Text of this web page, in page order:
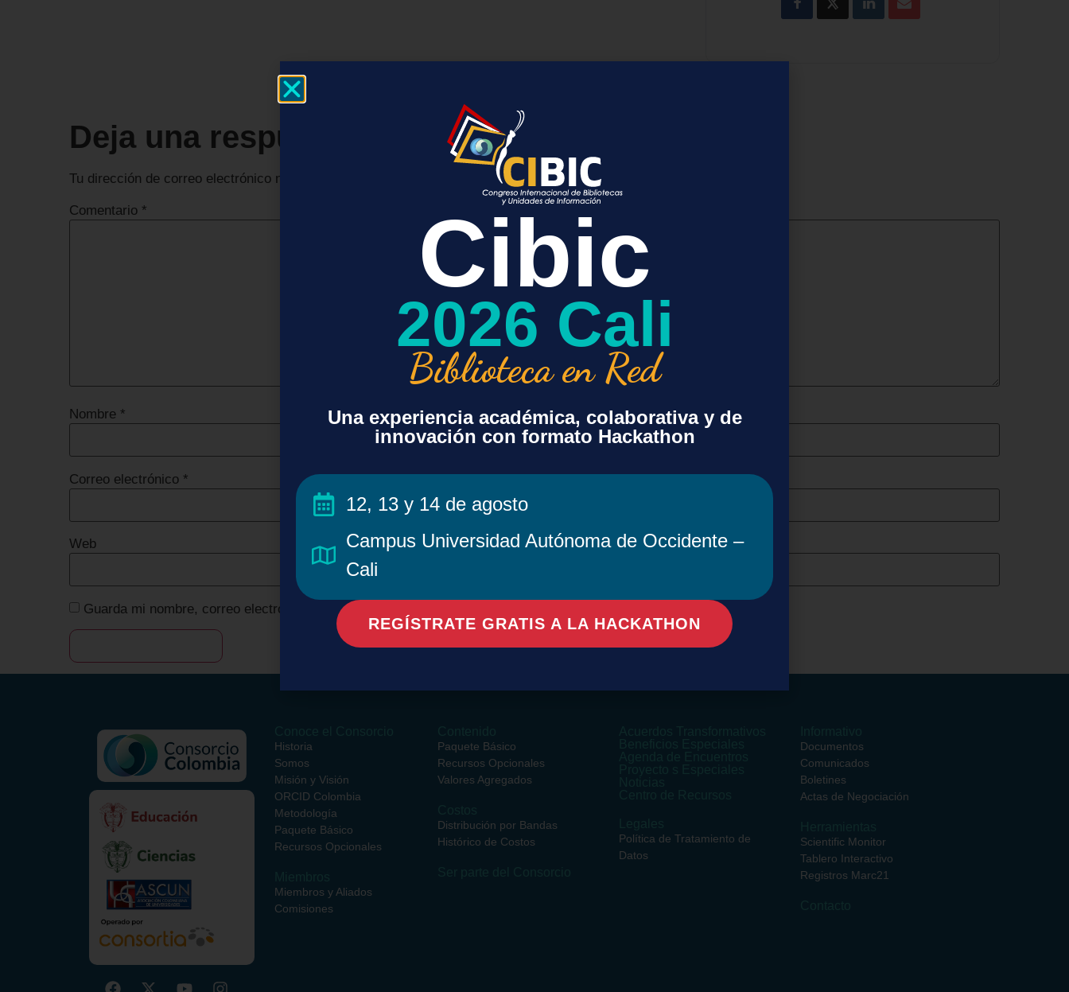
Deja una respuesta
Tu dirección de correo electrónico no será publicada. Los campos obligatorios están marcados con
Comentario *
Nombre *
Correo electrónico *
Web
Guarda mi nombre, correo electrónico y web en este navegador para la próxima vez que comente.
Historia
Somos
Misión y Visión
ORCID Colombia
Metodología
Paquete Básico
Recursos Opcionales
Miembros y Aliados
Comisiones
Paquete Básico
Recursos Opcionales
Valores Agregados
Distribución por Bandas
Histórico de Costos
Política de Tratamiento de
Datos
Documentos
Comunicados
Boletines
Actas de Negociación
Scientific Monitor
Tablero Interactivo
Registros Marc21
Cibic
2026 Cali
Biblioteca en Red
Una experiencia académica, colaborativa y de
innovación con formato Hackathon
12, 13 y 14 de agosto
Campus Universidad Autónoma de Occidente –
Cali
REGÍSTRATE GRATIS A LA HACKATHON